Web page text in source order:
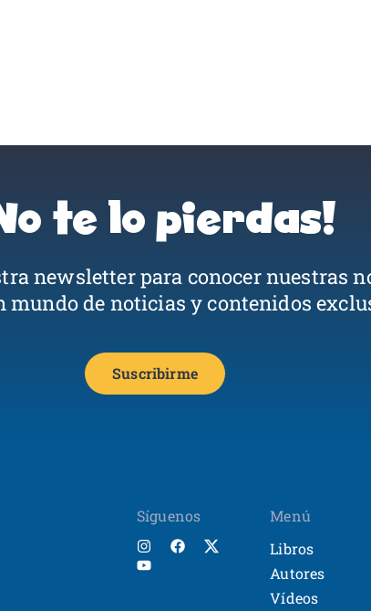
te lo pierdas!
newsletter para conocer nuestras
mundo de noticias y contenidos
Suscribirme
Síguenos
Menú
Libros
Autores
Vídeos